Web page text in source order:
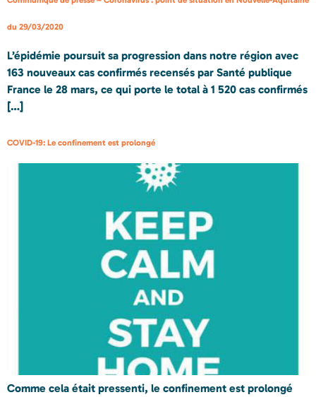
du 29/03/2020
L’épidémie poursuit sa progression dans notre région avec
163 nouveaux cas confirmés recensés par Santé publique
France le 28 mars, ce qui porte le total à 1 520 cas confirmés
[…]
COVID-19: Le confinement est prolongé
Comme cela était pressenti, le confinement est prolongé